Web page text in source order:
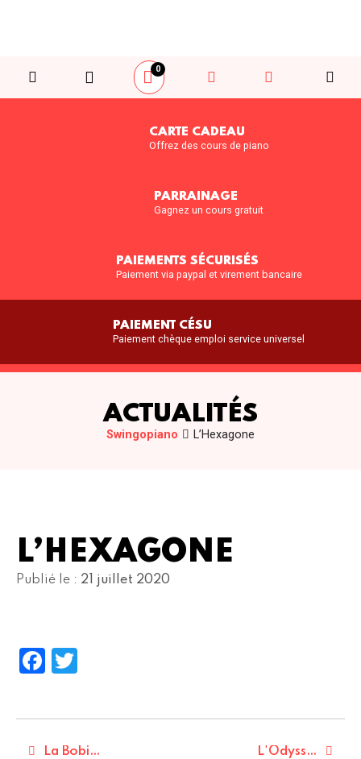
0
CARTE CADEAU
Offrez des cours de piano
PARRAINAGE
Gagnez un cours gratuit
PAIEMENTS SÉCURISÉS
Paiement via paypal et virement bancaire
PAIEMENT CÉSU
Paiement chèque emploi service universel
ACTUALITÉS
Swingopiano L’Hexagone
L’HEXAGONE
Publié le : 21 juillet 2020
Facebook
La Bobine L'Odyssée